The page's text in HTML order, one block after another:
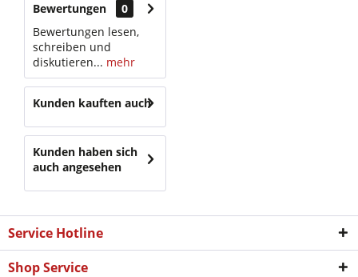
Bewertungen
0
Bewertungen lesen,
schreiben und
diskutieren... mehr
Kunden kauften auch
Kunden haben sich
auch angesehen
Service Hotline
Shop Service